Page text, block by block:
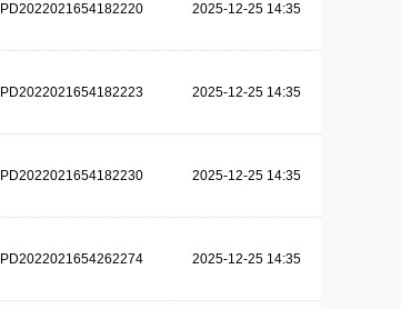
PD2022021654182220 2025-12-25 14:35
PD2022021654182223 2025-12-25 14:35
PD2022021654182230 2025-12-25 14:35
PD2022021654262274 2025-12-25 14:35